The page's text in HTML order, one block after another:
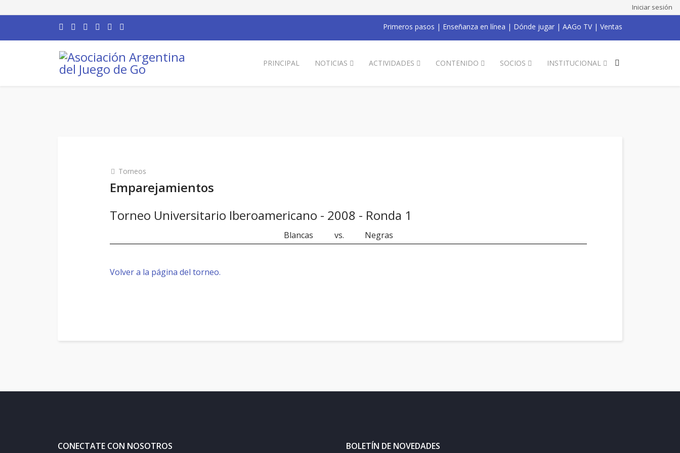
Iniciar sesión
Primeros pasos | Enseñanza en línea | Dónde jugar | AAGo TV| Ventas
PRINCIPAL NOTICIAS ACTIVIDADES CONTENIDO SOCIOS INSTITUCIONAL
Torneos
Emparejamientos
Torneo Universitario Iberoamericano - 2008 - Ronda 1
Blancas vs. Negras
Volver a la página del torneo.
CONECTATE CON NOSOTROS BOLETÍN DE NOVEDADES